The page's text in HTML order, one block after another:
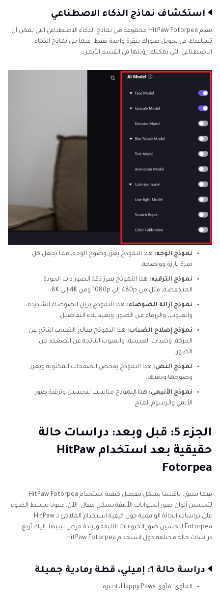
استكشاف نماذج الذكاء الاصطناعي
يقدم HitPaw Fotorpea مجموعة من نماذج الذكاء الاصطناعي التي يمكن أن
تساعدك في تحويل صورك بنقرة واحدة فقط. فيما يلي نماذج الذكاء
الاصطناعي التي يمكنك رؤيتها في القسم الأيمن:
نموذج الوجه: هذا النموذج يعزز وضوح الوجه، مما يجعل كل
ميزة بارزة وواضحة.
نموذج الترقيه: هذا النموذج يعزز دقة الصور ذات الجودة
المنخفضة، مثل من 480p إلى 1080p ومن 4K إلى 8K.
نموذج إزالة الضوضاء: هذا النموذج يزيل الضوضاء الشديدة،
والعيوب، والزرقاء من الصور، ويعيد بناء التفاصيل.
نموذج إصلاح الضباب: هذا النموذج يعالج الضباب الناتج عن
الحركة، وضباب العدسة، والعيوب الناتجة عن الضغط من
الصور.
نموذج النص: هذا النموذج يفحص الصفحات المكتوبة ويعزز
وضوحها ودقتها.
نموذج الأنيمي: هذا النموذج مناسب لتحسين وترقية صور
الأنمي والرسوم المتح
الجزء 5: قبل وبعد: دراسات حالة
حقيقية بعد استخدام HitPaw
Fotorpea
فيما سبق، ناقشنا بشكل مفصل كيفية استخدام HitPaw Fotorpea
لتحسين ألوان صور الحيوانات الأليفة بشكل فعال. الآن، دعونا نسلط الضوء
على دراسات الحالة الواقعية حول كيفية استخدام الملاجئ لـ HitPaw
Fotorpea لتحسين صور الحيوانات الأليفة وزيادة فرص تبنيها. إليك أربع
دراسات حالة مختلفة حول استخدام HitPaw Fotorpea:
دراسة حالة 1: إميلي، قطة رمادية جميلة
المأوى: مأوى Happy Paws، إدنبرة